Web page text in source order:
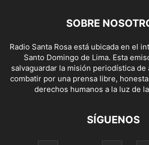
SOBRE
Radio Santa Rosa está ubicada en el
Santo Domingo de Lima. Esta
salvaguardar la misión periodística de
combatir por una prensa libre,
derechos humanos a la luz de
SÍGUENOS